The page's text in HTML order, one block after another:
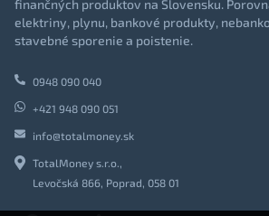
finančných produktov na Slovensku.
elektriny, plynu, bankové produkty,
stavebné sporenie a poistenie.
0948 090 040
+421 948 090 051
info@totalmoney.sk
TotalMoney s.r.o.,
Levočská 866, Poprad, 058 01